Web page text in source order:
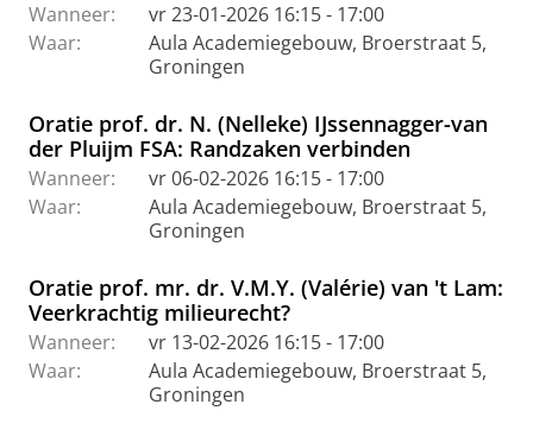
Wanneer:
vr 23-01-2026 16:15 - 17:00
Waar:
Aula Academiegebouw, Broerstraat 5,
Groningen
Oratie prof. dr. N. (Nelleke) IJssennagger-van
der Pluijm FSA: Randzaken verbinden
Wanneer:
vr 06-02-2026 16:15 - 17:00
Waar:
Aula Academiegebouw, Broerstraat 5,
Groningen
Oratie prof. mr. dr. V.M.Y. (Valérie) van 't Lam:
Veerkrachtig milieurecht?
Wanneer:
vr 13-02-2026 16:15 - 17:00
Waar:
Aula Academiegebouw, Broerstraat 5,
Groningen